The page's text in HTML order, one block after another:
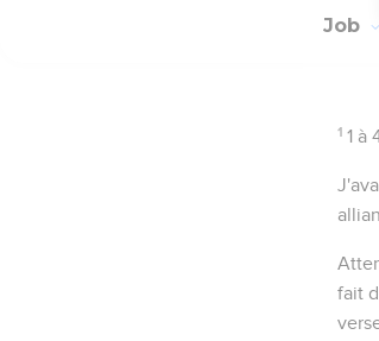
Job
1 1 à
fait